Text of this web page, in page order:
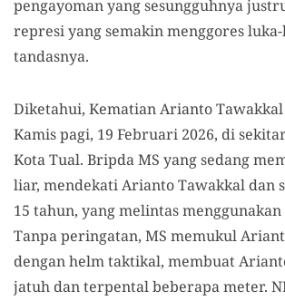
pengayoman yang sesungguhnya
represi yang semakin menggores luka-
tandasnya.
Diketahui, Kematian Arianto
Kamis pagi, 19 Februari 2026, di
Kota Tual. Bripda MS yang sedang
liar, mendekati Arianto Tawakkal dan
15 tahun, yang melintas menggunakan
Tanpa peringatan, MS memukul
dengan helm taktikal, membuat
jatuh dan terpental beberapa meter.